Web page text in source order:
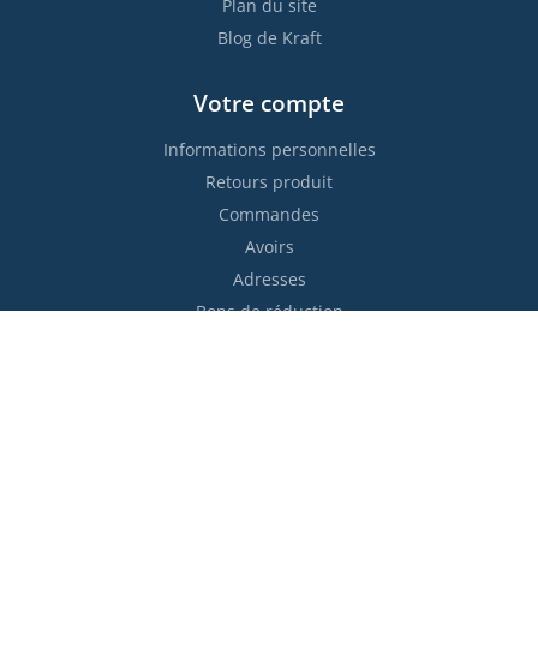
Plan du site
Blog de Kraft
Votre compte
Informations personnelles
Retours produit
Commandes
Avoirs
Adresses
Bons de réduction